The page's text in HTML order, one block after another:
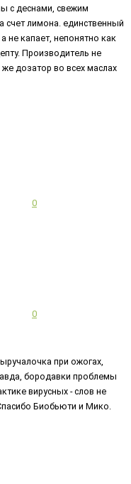
с деснами, свежим
лимона. единственный
не капает, непонятно как
Производитель не
дозатор во всех маслах
0
0
при ожогах,
бородавки проблемы
вирусных - слов не
Биобьюти и Мико.